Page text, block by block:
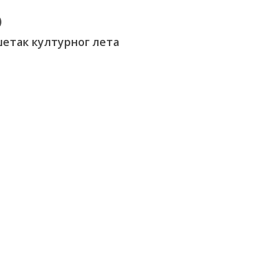
културног лета